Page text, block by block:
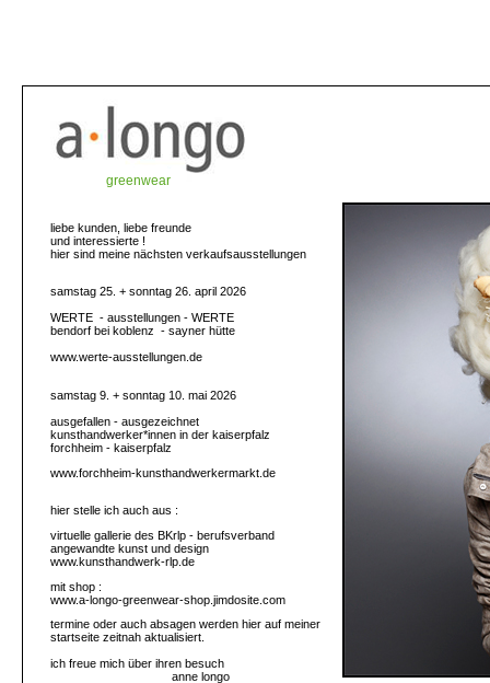
greenwear
liebe kunden, liebe freunde
und interessierte !
hier sind meine nächsten verkaufsausstellungen
samstag 25. + sonntag 26. april 2026
WERTE - ausstellungen - WERTE
bendorf bei koblenz - sayner hütte
www.werte-ausstellungen.de
samstag 9. + sonntag 10. mai 2026
ausgefallen - ausgezeichnet
kunsthandwerker*innen in der kaiserpfalz
forchheim - kaiserpfalz
www.forchheim-kunsthandwerkermarkt.de
hier stelle ich auch aus :
virtuelle gallerie des BKrlp - berufsverband
angewandte kunst und design
www.kunsthandwerk-rlp.de
mit shop :
www.a-longo-greenwear-shop.jimdosite.com
termine oder auch absagen werden hier auf meiner
startseite zeitnah aktualisiert.
ich freue mich über ihren besuch
anne longo